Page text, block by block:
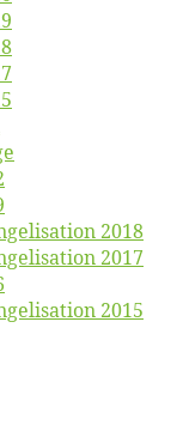
2018
2017
2015